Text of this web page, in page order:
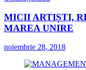
MICII ARTIȘTI,
MAREA UNIRE
noiembrie 28, 2018